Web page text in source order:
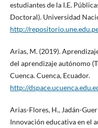
estudiantes de la I.E.
Doctoral). Universidad
http://
Arias, M. (2019).
del aprendizaje autónomo
Cuenca. Cuenca, Ecuador.
http://
Arias-Flores, H., Jadán-
Innovación educativa en el